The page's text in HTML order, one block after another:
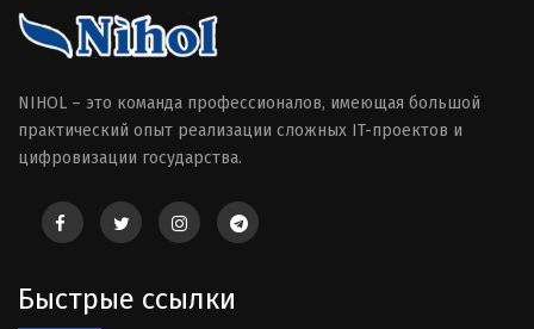
NIHOL – это команда профессионалов, имеющая большой
практический опыт реализации сложных IT-проектов и
цифровизации государства.
Быстрые ссылки